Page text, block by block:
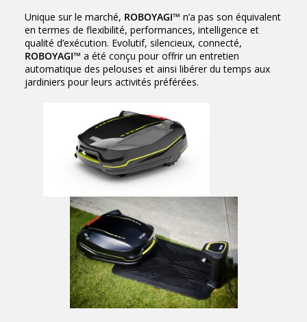
Unique sur le marché, ROBOYAGI™ n’a pas son équivalent
en termes de flexibilité, performances, intelligence et
qualité d’exécution. Evolutif, silencieux, connecté,
ROBOYAGI™ a été conçu pour offrir un entretien
automatique des pelouses et ainsi libérer du temps aux
jardiniers pour leurs activités préférées.